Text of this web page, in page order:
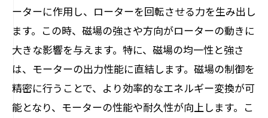
ーターに作用し、ローターを回転させる力を生み出し
ます。この時、磁場の強さや方向がローターの動きに
大きな影響を与えます。特に、磁場の均一性と強さ
は、モーターの出力性能に直結します。磁場の制御を
精密に行うことで、より効率的なエネルギー変換が可
能となり、モーターの性能や耐久性が向上します。こ